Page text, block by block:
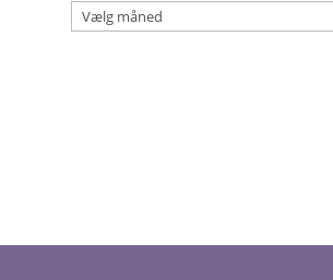
Arkiver